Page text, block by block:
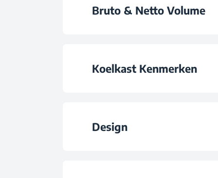
Bruto & Netto Volume
Koelkast Kenmerken
Design